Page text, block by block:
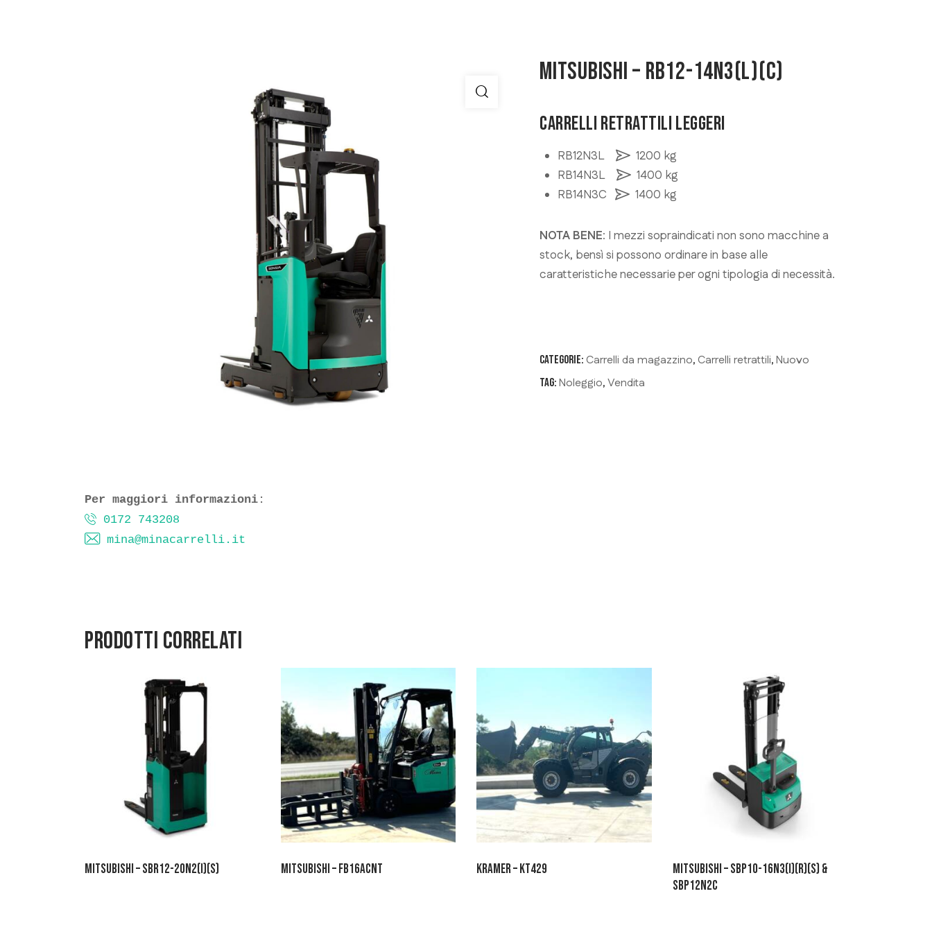
MITSUBISHI – RB12-14N3(L)(C)
CARRELLI RETRATTILI LEGGERI
RB12N3L
1200 kg
RB14N3L
1400 kg
RB14N3C
1400 kg
NOTA BENE: I mezzi sopraindicati non sono macchine a
stock, bensì si possono ordinare in base alle
caratteristiche necessarie per ogni tipologia di necessità.
Categorie: Carrelli da magazzino, Carrelli retrattili, Nuovo
Tag: Noleggio, Vendita
Per maggiori informazioni
0172 743208
mina@minacarrelli.it
PRODOTTI CORRELATI
MITSUBISHI – SBR12-20N2(I)(S) MITSUBISHI – FB16ACNT KRAMER – KT429
MITSUBISHI – SBP10-16N3(I)(R)(S) &
SBP12N2C